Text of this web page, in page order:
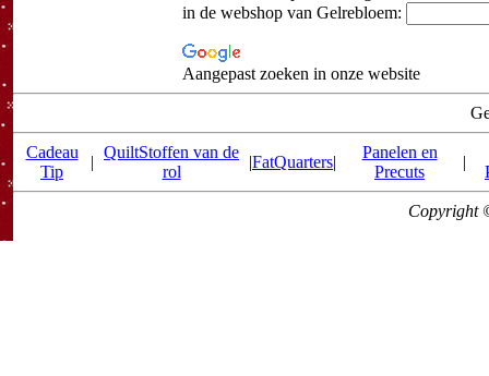
in de webshop van Gelrebloem:
Aangepast zoeken in onze website
Cadeau
Tip
|
QuiltStoffen van de
rol
|FatQuarters|
Panelen en
Precuts
|
Copyright